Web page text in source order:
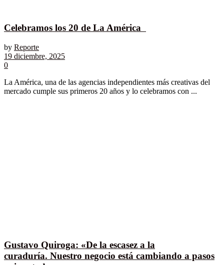
Celebramos los 20 de La América
by Reporte
19 diciembre, 2025
0
La América, una de las agencias independientes más creativas del
mercado cumple sus primeros 20 años y lo celebramos con ...
Gustavo Quiroga: «De la escasez a la
curaduría. Nuestro negocio está cambiando a pasos